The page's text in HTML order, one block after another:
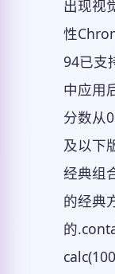
出现视
性
94已支
中应用
分数从
及以下
经典组
的经典
的